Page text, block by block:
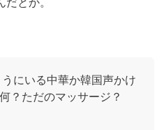
にいる中華か韓国声かけ
？ただのマッサージ？